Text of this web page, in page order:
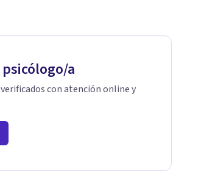
a
con atención online y